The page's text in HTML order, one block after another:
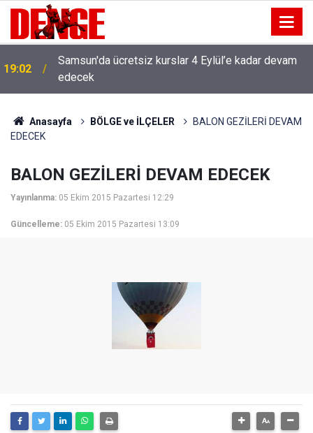
19:02
Samsun'da ücretsiz kurslar 4 Eylül’e kadar devam
edecek
Anasayfa BÖLGE ve İLÇELER
BALON GEZİLERİ DEVAM
EDECEK
BALON GEZİLERİ DEVAM EDECEK
Yayınlanma: 05 Ekim 2015 Pazartesi 12:29
Güncelleme: 05 Ekim 2015 Pazartesi 13:09